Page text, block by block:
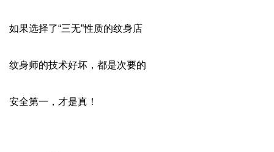
如果选择了“三无”性质的纹身店
纹身师的技术好坏，都是次要的
安全第一，才是真！